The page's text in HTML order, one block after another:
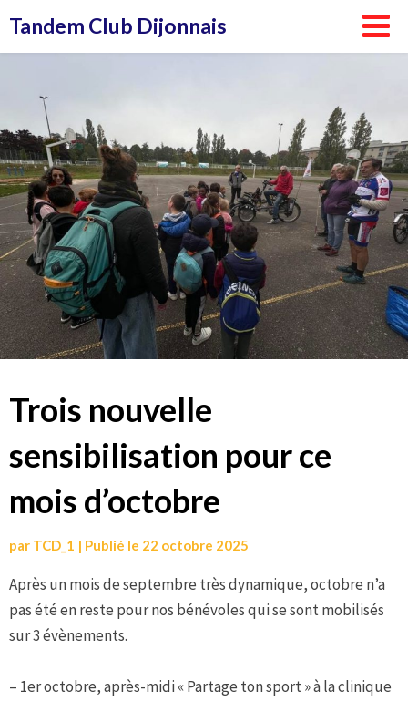
auTandem Club Dijonnais
Trois nouvelle
sensibilisation pour ce
mois d’octobre
par TCD_1 | Publié le 22 octobre 2025
Après un mois de septembre très dynamique, octobre n’a
pas été en reste pour nos bénévoles qui se sont mobilisés
sur 3 évènements.
– 1er octobre, après-midi « Partage ton sport » à la clinique